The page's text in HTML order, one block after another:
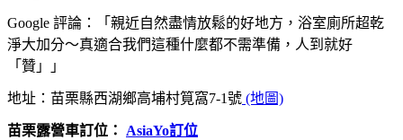
Google 評論：「親近自然盡情放鬆的好地方，浴室廁所超乾
淨大加分～真適合我們這種什麼都不需準備，人到就好
「贊」」
地址：苗栗縣西湖鄉高埔村筧窩7-1號 (地圖)
苗栗露營車訂位： AsiaYo訂位